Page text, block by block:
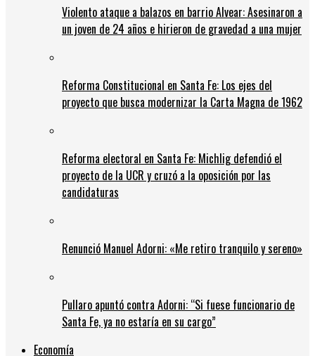
Violento ataque a balazos en barrio Alvear: Asesinaron a
un joven de 24 años e hirieron de gravedad a una mujer
Reforma Constitucional en Santa Fe: Los ejes del
proyecto que busca modernizar la Carta Magna de 1962
Reforma electoral en Santa Fe: Michlig defendió el
proyecto de la UCR y cruzó a la oposición por las
candidaturas
Renunció Manuel Adorni: «Me retiro tranquilo y sereno»
Pullaro apuntó contra Adorni: “Si fuese funcionario de
Santa Fe, ya no estaría en su cargo”
Economía